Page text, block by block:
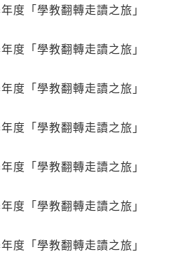
度「學教翻轉走讀之旅」
度「學教翻轉走讀之旅」
度「學教翻轉走讀之旅」
度「學教翻轉走讀之旅」
度「學教翻轉走讀之旅」
度「學教翻轉走讀之旅」
度「學教翻轉走讀之旅」